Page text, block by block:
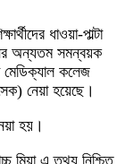
ধাওয়া-পাল্টা
অন্যতম সমন্বয়ক
কলেজ
নেয়া হয়েছে।
হয়।
মিয়া এ তথ্য নিশ্চিত